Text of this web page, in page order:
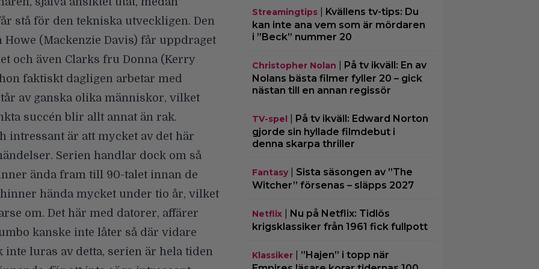
stå för den tekniska utveckligen. Den
(Mackenzie Davis) får uppdraget
och även Clarks fru Donna (Kerry
faktiskt dagligen arbetar med
av ganska olika människor, vilket
succén blir allt annat än rak.
intressant är att mycket av det här
Serien handlar dock om så
ända fram till 90-talet innan de
hända mycket under tio år, vilket
om. Det här med datorer, affärer
kanske inte låter så där vidare
inte luras av detta, serien är hela tiden
Streamingtips| Kvällens tv-tips: Du
kan inte ana vem som är mördaren
i ”Beck” nummer 20
Christopher Nolan
På tv ikväll: En av
Nolans bästa filmer fyller 20 – gick
nästan till en annan regissör
TV-spel
På tv ikväll: Edward Norton
gjorde sin hyllade filmdebut i
denna skarpa thriller
Fantasy| Sista säsongen av ”The
Witcher” försenas – släpps 2027
Netflix| Nu på Netflix: Tidlös
krigsklassiker från 1961 fick fullpott
Klassiker| ”Hajen” i topp när